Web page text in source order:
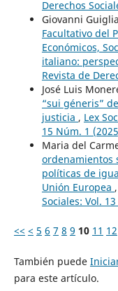
Derechos
Giovanni
Facultativo del
Económicos,
italiano:
Revista de
José Luis
“sui géneris”
justicia , Lex
15 Núm. 1
Maria del
ordenamientos
políticas de
Unión Europea ,
Sociales: Vol.
<< < 5 6 7 8 9 10 11 12
También puede
para este artículo.